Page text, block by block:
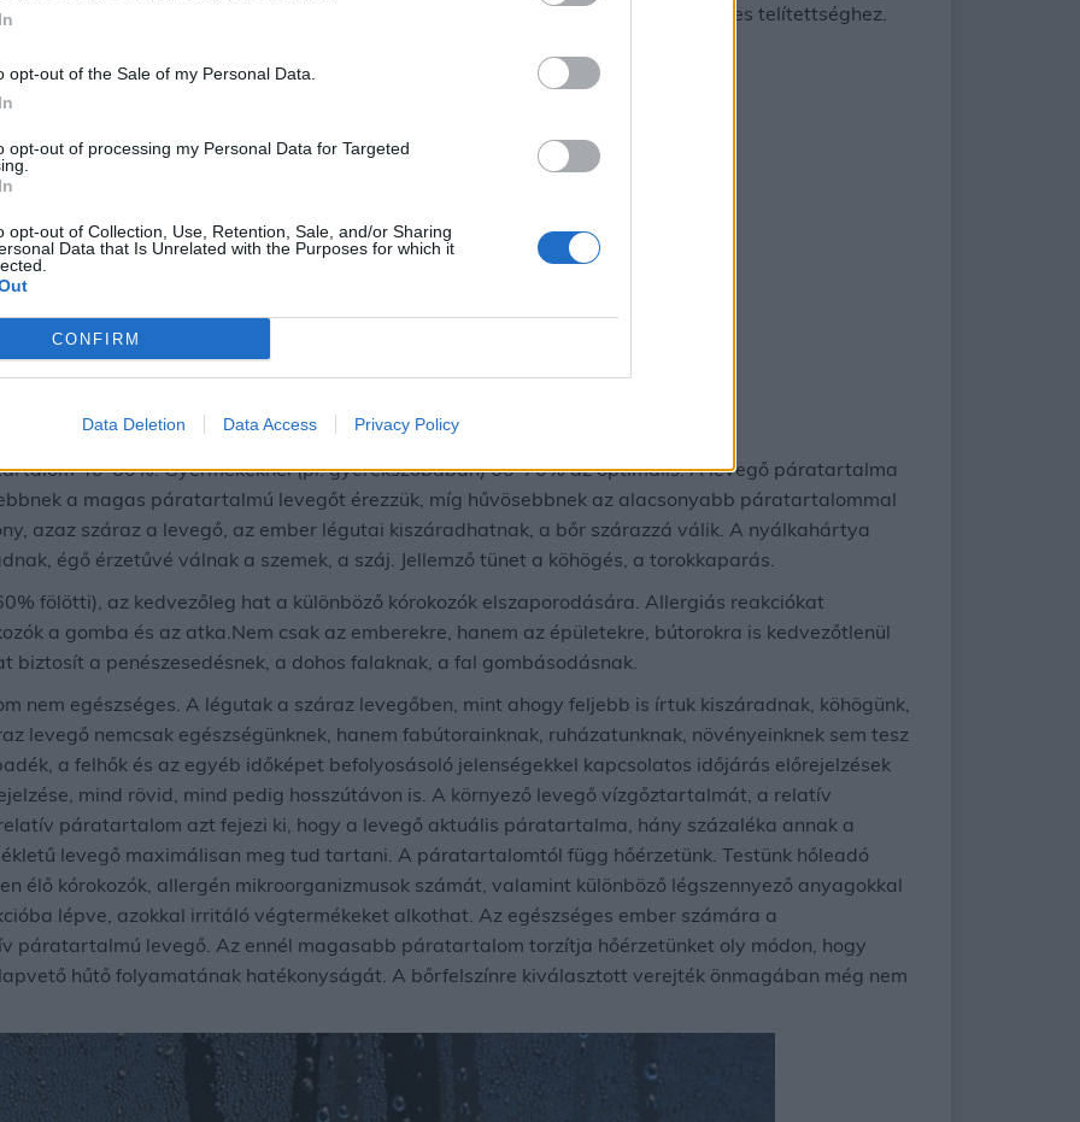
opt-out of the Sale of my Personal Data.
opt-out of processing my Personal Data for Targeted
opt-out of Collection, Use, Retention, Sale, and/or Sharing
Data that Is Unrelated with the Purposes for which it
CONFIRM
Data Deletion Data Access Privacy Policy
ami a levegőben lévő vízpára arányát mutatja adott hőmérsékleten a lehetséges telítettséghez.
mérhetjük.
40-60%. Gyermekeknél (pl. gyerekszobában) 60-70% az optimális. A levegő páratartalma
a magas páratartalmú levegőt érezzük, míg hűvösebbnek az alacsonyabb páratartalommal
azaz száraz a levegő, az ember légutai kiszáradhatnak, a bőr szárazzá válik. A nyálkahártya
égő érzetűvé válnak a szemek, a száj. Jellemző tünet a köhögés, a torokkaparás.
fölötti), az kedvezőleg hat a különböző kórokozók elszaporodására. Allergiás reakciókat
a gomba és az atka.Nem csak az emberekre, hanem az épületekre, bútorokra is kedvezőtlenül
a penészesedésnek, a dohos falaknak, a fal gombásodásnak.
nem egészséges. A légutak a száraz levegőben, mint ahogy feljebb is írtuk kiszáradnak, köhögünk,
levegő nemcsak egészségünknek, hanem fabútorainknak, ruházatunknak, növényeinknek sem tesz
a felhők és az egyéb időképet befolyosásoló jelenségekkel kapcsolatos időjárás előrejelzések
mind rövid, mind pedig hosszútávon is. A környező levegő vízgőztartalmát, a relatív
páratartalom azt fejezi ki, hogy a levegő aktuális páratartalma, hány százaléka annak a
levegő maximálisan meg tud tartani. A páratartalomtól függ hőérzetünk. Testünk hőleadó
élő kórokozók, allergén mikroorganizmusok számát, valamint különböző légszennyező anyagokkal
lépve, azokkal irritáló végtermékeket alkothat. Az egészséges ember számára a
páratartalmú levegő. Az ennél magasabb páratartalom torzítja hőérzetünket oly módon, hogy
hűtő folyamatának hatékonyságát. A bőrfelszínre kiválasztott verejték önmagában még nem